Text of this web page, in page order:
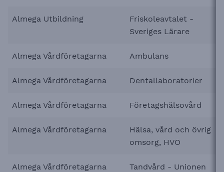
Almega Utbildning
Friskoleavtalet -
Sveriges Lärare
Almega Vårdföretagarna Ambulans
Almega Vårdföretagarna Dentallaboratorier
Almega Vårdföretagarna Företagshälsovård
Almega Vårdföretagarna
Hälsa, vård och övrig
omsorg, HVO
Almega Vårdföretagarna Tandvård - Unionen